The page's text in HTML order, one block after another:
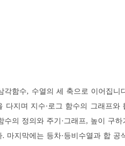
각함수, 수열의 세 축으로 이어집니
다지며 지수·로그 함수의 그래프와
수의 정의와 주기·그래프, 높이 구하
마지막에는 등차·등비수열과 합 공